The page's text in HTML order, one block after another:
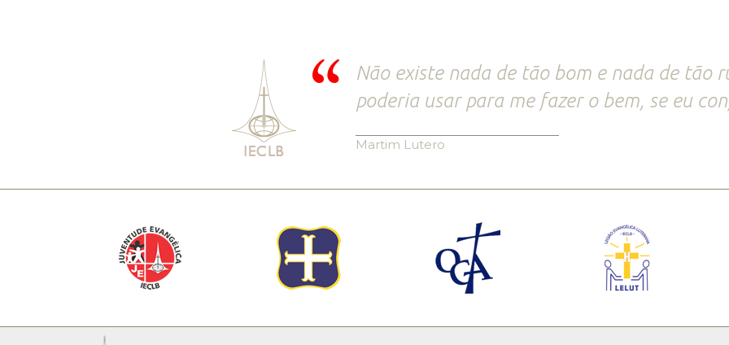
Não existe nada de tão bom e nada de tão
poderia usar para me fazer o bem, se eu
Martim Lutero